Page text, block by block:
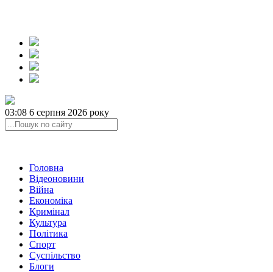
03:08 6 серпня 2026 року
Головна
Відеоновини
Війна
Економіка
Кримінал
Культура
Політика
Спорт
Суспільство
Блоги